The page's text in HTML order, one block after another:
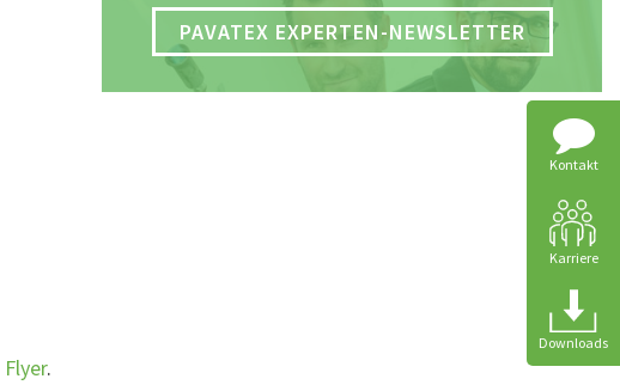
Flyer.
PAVATEX EXPERTEN-NEWSLETTER
Kontakt
Karriere
Downloads